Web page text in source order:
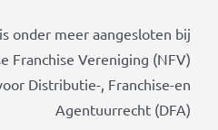
onder meer aangesloten bij
Franchise Vereniging (NFV)
Distributie-, Franchise-en
Agentuurrecht (DFA)